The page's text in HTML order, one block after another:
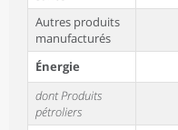
Autres produits
manufacturés
Énergie
dont Produits
pétroliers